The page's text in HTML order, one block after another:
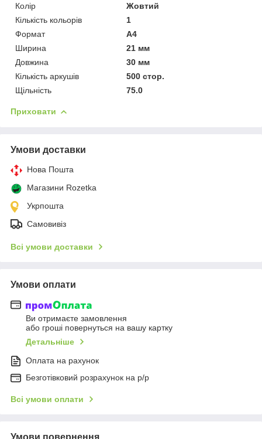
Колір
Жовтий
Кількість кольорів
1
Формат
A4
Ширина
21 мм
Довжина
30 мм
Кількість аркушів
500 стор.
Щільність
75.0
Приховати
Умови доставки
Нова Пошта
Магазини Rozetka
Укрпошта
Самовивіз
Всі умови доставки
Умови оплати
Ви отримаєте замовлення
або гроші повернуться на вашу картку
Детальніше
Оплата на рахунок
Безготівковий розрахунок на р/р
Всі умови оплати